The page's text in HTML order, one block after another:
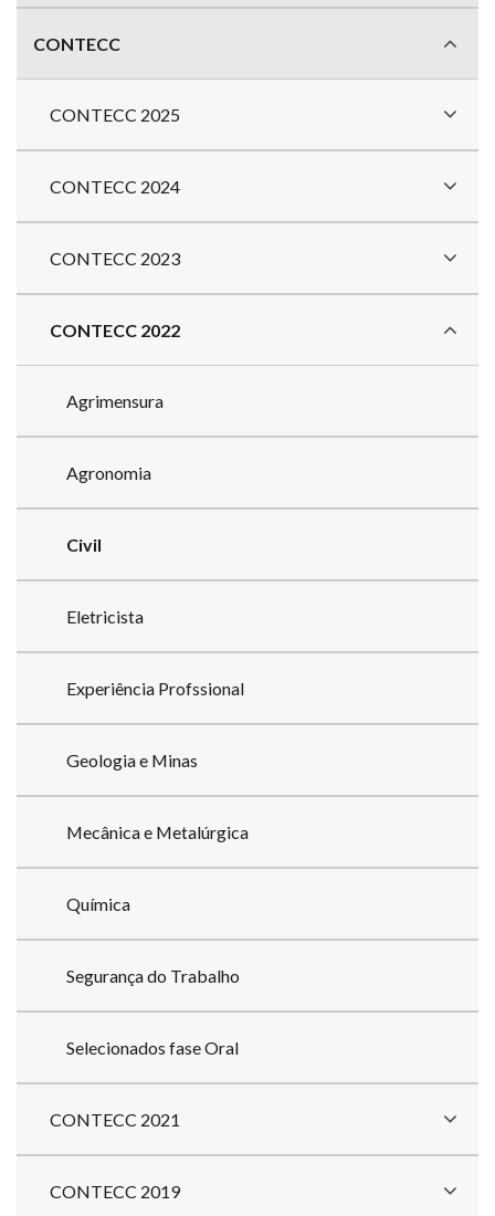
CONTECC
CONTECC 2025
CONTECC 2024
CONTECC 2023
CONTECC 2022
Agrimensura
Agronomia
Civil
Eletricista
Experiência Profssional
Geologia e Minas
Mecânica e Metalúrgica
Química
Segurança do Trabalho
Selecionados fase Oral
CONTECC 2021
CONTECC 2019